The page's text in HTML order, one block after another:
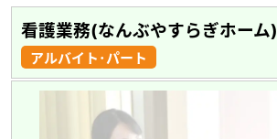
看護業務(なんぶやすらぎホーム)
アルバイト･パート